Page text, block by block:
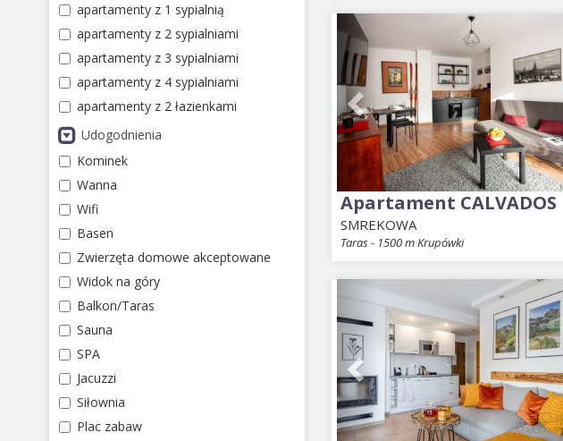
apartamenty z 1 sypialnią
apartamenty z 2 sypialniami
apartamenty z 3 sypialniami
apartamenty z 4 sypialniami
apartamenty z 2 łazienkami
Udogodnienia
Kominek
Wanna
Wifi
Basen
Zwierzęta domowe akceptowane
Widok na góry
Balkon/Taras
Sauna
SPA
Jacuzzi
Siłownia
Plac zabaw
Previous
Apartament CALVADOS
SMREKOWA
Taras - 1500 m Krupówki